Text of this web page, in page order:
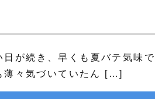
が続き、早くも夏バテ気味
薄々気づいていたん […]